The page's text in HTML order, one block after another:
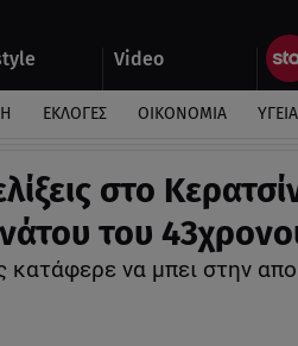
Video
ΕΚΛΟΓΕΣ ΟΙΚΟΝΟΜΙΑ ΥΓΕΙΑ
στο
του
να μπει στην